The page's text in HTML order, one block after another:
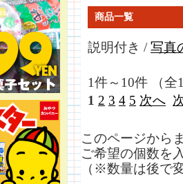
商品一覧
説明付き /写真
1件～10件 （
1 2 3 4 5 次へ
このページから
ご希望の個数を
（※数量は後で